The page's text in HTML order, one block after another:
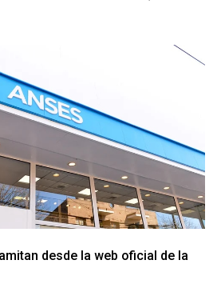
desde la web oficial de la